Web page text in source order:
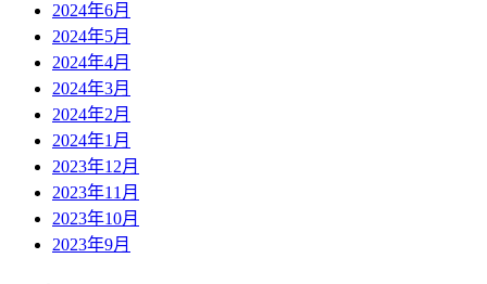
2024年6月
2024年5月
2024年4月
2024年3月
2024年2月
2024年1月
2023年12月
2023年11月
2023年10月
2023年9月